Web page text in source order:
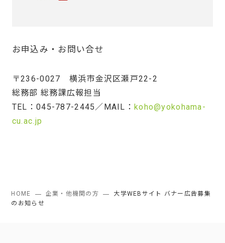
お申込み・お問い合せ
〒236-0027 横浜市金沢区瀬戸22-2
総務部 総務課広報担当
TEL：045-787-2445／MAIL：koho@yokohama-
cu.ac.jp
HOME 企業・他機関の方
大学WEBサイト バナー広告募集
のお知らせ